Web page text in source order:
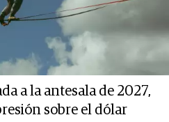
a la antesala de 2027,
sobre el dólar